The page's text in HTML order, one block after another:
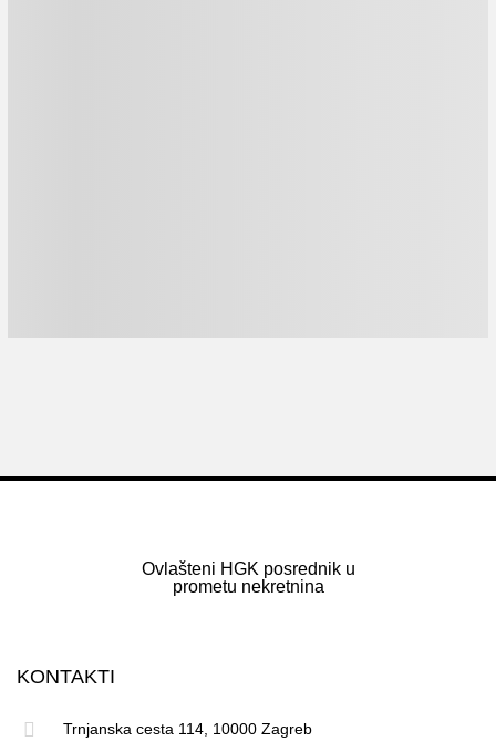
Ovlašteni HGK posrednik u
prometu nekretnina
KONTAKTI
Trnjanska cesta 114, 10000 Zagreb